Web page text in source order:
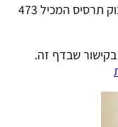
עלות תרסיס אלופירסט הינו 119 ש"ח (בקבוק תרסיס המכיל 473
בקישור שבדף זה.